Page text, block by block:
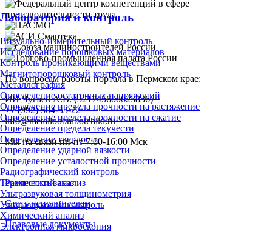
Лаборатория и контроль
Визуально-измерительный контроль
Исследование порошковых материалов
Контроль проникающими веществами
Магнитопорошковый контроль
Металлография
Определение остаточных напряжений
Определение предела прочности на растяжение
Определение предела прочности на сжатие
Определение предела текучести
Определение твердости
Определение ударной вязкости
Определение усталостной прочности
Радиографический контроль
Термический анализ
Ультразвуковая толщинометрия
Ультразвуковой контроль
Химический анализ
Электронная микроскопия
По вопросам работы портала в Пермском крае:
ИП Чугаев А.В. (321745600023836)
+7 (992) 504-53-22
info@metalloobrabotchiki.ru
Мы на связи пн-пт 7:00-16:00 Мск
Разместить заказ
Стать исполнителем
Правовые документы